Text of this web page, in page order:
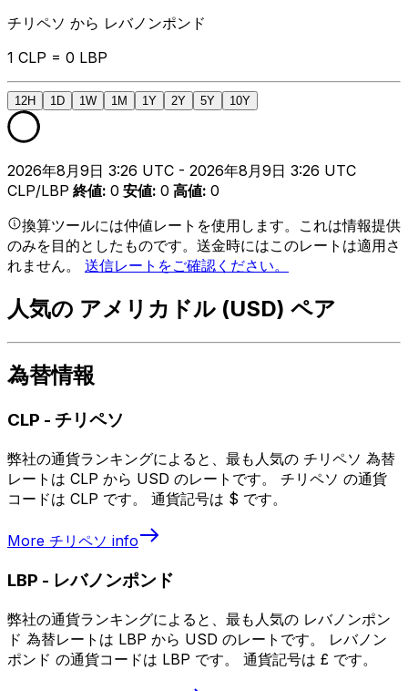
チリペソ から レバノンポンド
1 CLP = 0 LBP
12H 1D 1W 1M 1Y 2Y 5Y 10Y
2026年8月9日 3:26 UTC - 2026年8月9日 3:26 UTC
CLP/LBP 終値: 0 安値: 0 高値: 0
換算ツールには仲値レートを使用します。これは情報提供
のみを目的としたものです。送金時にはこのレートは適用さ
れません。 送信レートをご確認ください。
人気の アメリカドル (USD) ペア
為替情報
CLP - チリペソ
弊社の通貨ランキングによると、最も人気の チリペソ 為替
レートは CLP から USD のレートです。 チリペソ の通貨
コードは CLP です。 通貨記号は $ です。
More チリペソ info
LBP - レバノンポンド
弊社の通貨ランキングによると、最も人気の レバノンポン
ド 為替レートは LBP から USD のレートです。 レバノン
ポンド の通貨コードは LBP です。 通貨記号は £ です。